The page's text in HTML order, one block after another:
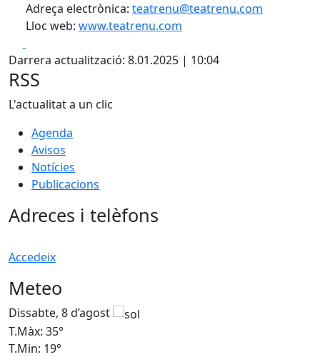
Adreça electrònica: teatrenu@teatrenu.com
Lloc web: www.teatrenu.com
Darrera actualització: 8.01.2025 | 10:04
RSS
L'actualitat a un clic
Agenda
Avisos
Notícies
Publicacions
Adreces i telèfons
Accedeix
Meteo
Dissabte, 8 d’agost
T.Màx: 35°
T.Min: 19°